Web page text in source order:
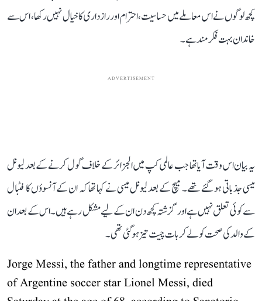
کچھ لوگوں نے اس معاملے میں حساسیت، احترام اور رازداری کا خیال نہیں رکھا، اس سے
خاندان بہت فکرمند ہے۔
ADVERTISEMENT
یہ بیان اس وقت آیا تھا جب عالمی کپ میں الجزائر کے خلاف گول کرنے کے بعد لیونل
میسی جذباتی ہو گئے تھے۔ میچ کے بعد لیونل میسی نے کہا تھا کہ ان کے آنسوؤں کا فٹبال
سے کوئی تعلق نہیں ہے اور گزشتہ کچھ دن ان کے لیے مشکل رہے ہیں۔ اس کے بعد ان
کے والد کی صحت کو لے کر بات چیت تیز ہو گئی تھی۔
Jorge Messi, the father and longtime representative
of Argentine soccer star Lionel Messi, died